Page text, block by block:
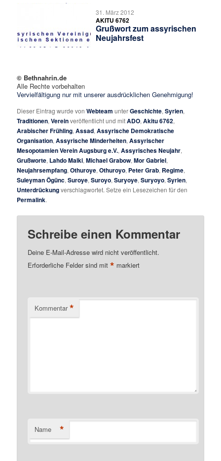
31. März 2012
AKITU 6762
Grußwort zum assyrischen
Neujahrsfest
© Bethnahrin.de
Alle Rechte vorbehalten
Vervielfältigung nur mit unserer ausdrücklichen Genehmigung!
Dieser Eintrag wurde vonWebteam unterGeschichte,Syrien,
Traditionen,Vereinveröffentlicht und mitADO,Akitu 6762,
Arabischer Frühling,Assad,Assyrische Demokratische
Organisation,Assyrische Minderheiten,Assyrischer
Mesopotamien Verein Augsburg e.V.,Assyrisches Neujahr,
Grußworte, Lahdo Malki,Michael Grabow,Mor Gabriel,
Neujahrsempfang,Othuroye,Othuroyo, Peter Grab, Regime,
Suleyman Ögünc,Suroye,Suroyo,Suryoye,Suryoyo,Syrien,
Unterdrückungverschlagwortet. Setze ein Lesezeichen für den
Permalink.
Schreibe einen Kommentar
Deine E-Mail-Adresse wird nicht veröffentlicht.
Erforderliche Felder sind mit* markiert
Kommentar *
Name *